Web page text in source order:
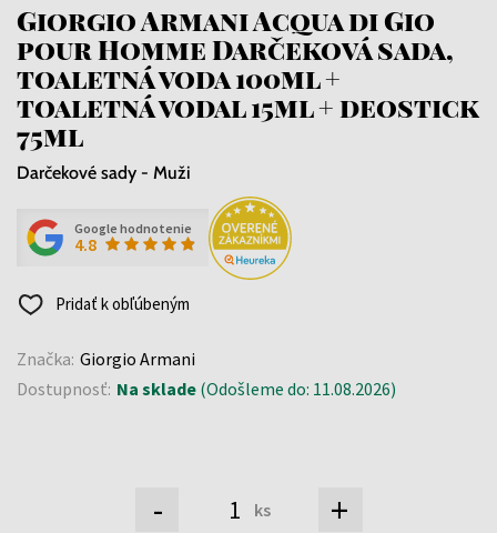
Giorgio Armani Acqua di Gio
pour Homme Darčeková sada,
toaletná voda 100ml +
toaletná vodal 15ml + deostick
75ml
Darčekové sady - Muži
Google hodnotenie
4.8
Pridať k obľúbeným
Značka: Giorgio Armani
Dostupnosť: Na sklade (Odošleme do: 11.08.2026)
- ks +